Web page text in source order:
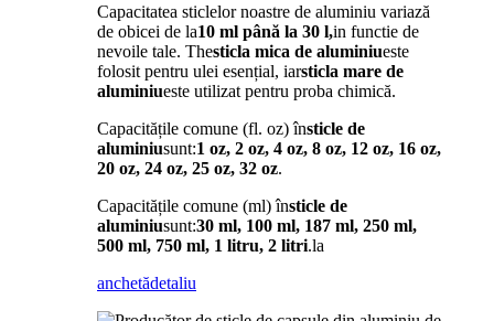
Capacitatea sticlelor noastre de aluminiu variază
de obicei de la10 ml până la 30 l,in functie de
nevoile tale. Thesticla mica de aluminiueste
folosit pentru ulei esențial, iarsticla mare de
aluminiueste utilizat pentru proba chimică.
Capacitățile comune (fl. oz) însticle de
aluminiusunt:1 oz, 2 oz, 4 oz, 8 oz, 12 oz, 16 oz,
20 oz, 24 oz, 25 oz, 32 oz.
Capacitățile comune (ml) însticle de
aluminiusunt:30 ml, 100 ml, 187 ml, 250 ml,
500 ml, 750 ml, 1 litru, 2 litri.la
anchetădetaliu